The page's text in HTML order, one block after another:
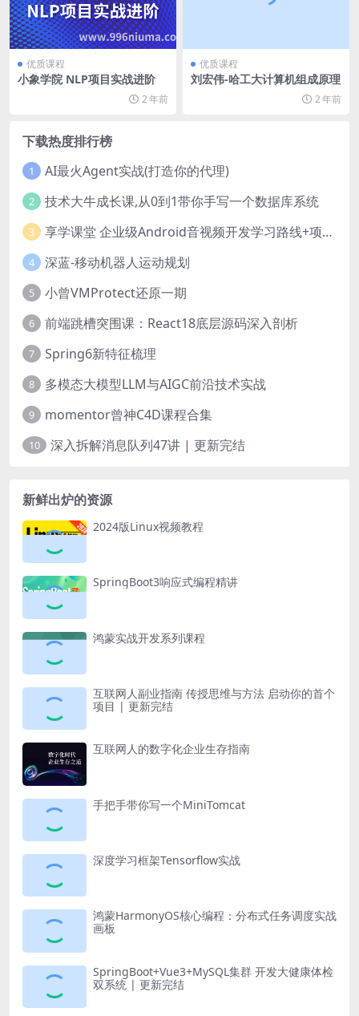
优质课程
小象学院 NLP项目实战进阶
2 年前
优质课程
刘宏伟-哈工大计算机组成原理
2 年前
下载热度排行榜
1 AI最火Agent实战(打造你的代理)
2 技术大牛成长课,从0到1带你手写一个数据库系统
3 享学课堂 企业级Android音视频开发学习路线+项目实战（附源码）
4 深蓝-移动机器人运动规划
5 小曾VMProtect还原一期
6 前端跳槽突围课：React18底层源码深入剖析
7 Spring6新特征梳理
8 多模态大模型LLM与AIGC前沿技术实战
9 momentor曾神C4D课程合集
10 深入拆解消息队列47讲 | 更新完结
新鲜出炉的资源
2024版Linux视频教程
SpringBoot3响应式编程精讲
鸿蒙实战开发系列课程
互联网人副业指南 传授思维与方法 启动你的首个
项目 | 更新完结
互联网人的数字化企业生存指南
手把手带你写一个MiniTomcat
深度学习框架Tensorflow实战
鸿蒙HarmonyOS核心编程：分布式任务调度实战
画板
SpringBoot+Vue3+MySQL集群 开发大健康体检
双系统 | 更新完结